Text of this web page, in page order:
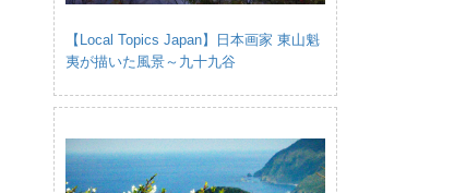
【Local Topics Japan】日本画家 東山魁
夷が描いた風景～九十九谷